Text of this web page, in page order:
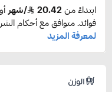
الوزن